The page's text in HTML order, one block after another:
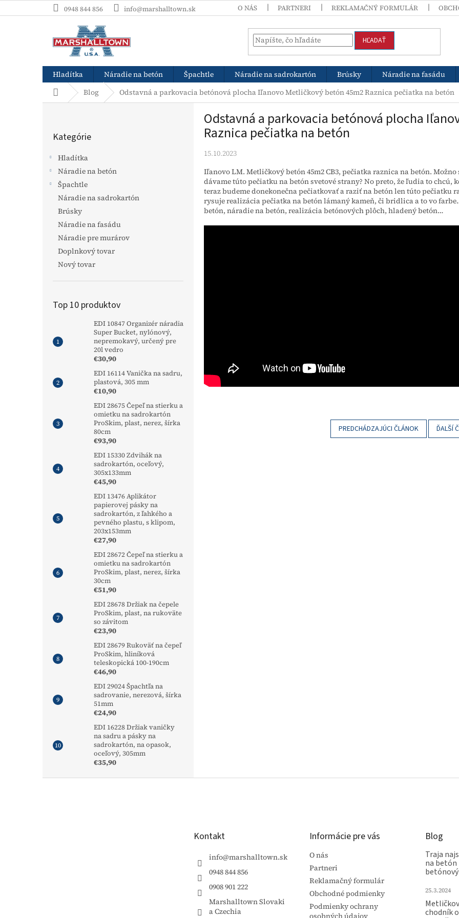
na
0948 844 856 info@marshalltown.sk O NÁS PARTNERI REKLAMAČNÝ FORMULÁR
HĽADAŤ
Hladítka Náradie na betón Špachtle Náradie na sadrokartón Brúsky Náradie na fasádu
DomovBlog Odstavná a parkovacia betónová plocha Iľanovo Metličkový betón 45m2 Raznica pečiatka na betón
kategórie
Kategórie
Hladítka
Náradie na betón
Špachtle
Náradie na sadrokartón
Brúsky
Náradie na fasádu
Náradie pre murárov
Doplnkový tovar
Nový tovar
Top 10 produktov
EDI 10847 Organizér náradia
Super Bucket, nylónový,
nepremokavý, určený pre
20l vedro
€30,90
EDI 16114 Vanička na sadru,
plastová, 305 mm
€10,90
EDI 28675 Čepeľ na stierku a
omietku na sadrokartón
ProSkim, plast, nerez, šírka
80cm
€93,90
EDI 15330 Zdvihák na
sadrokartón, oceľový,
305x133mm
€45,90
EDI 13476 Aplikátor
papierovej pásky na
sadrokartón, z ľahkého a
pevného plastu, s klipom,
203x153mm
€27,90
EDI 28672 Čepeľ na stierku a
omietku na sadrokartón
ProSkim, plast, nerez, šírka
30cm
€51,90
EDI 28678 Držiak na čepele
ProSkim, plast, na rukoväte
so závitom
€23,90
EDI 28679 Rukoväť na čepeľ
ProSkim, hliníková
teleskopická 100-190cm
€46,90
EDI 29024 Špachtľa na
sadrovanie, nerezová, šírka
51mm
€24,90
EDI 16228 Držiak vaničky
na sadru a pásky na
sadrokartón, na opasok,
oceľový, 305mm
€35,90
Odstavná a parkovacia betónová plocha
Raznica pečiatka na betón
15.10.2023
Iľanovo LM. Metličkový betón 45m2 CB3, pečiatka raznica na betón.
dávame túto pečiatku na betón svetové strany? No preto, že ľudia to chcú,
teraz budeme donekonečna pečiatkovať a raziť na betón len túto pečiatku
rysuje realizácia pečiatka na betón lámaný kameň, či bridlica a to vo
betón, náradie na betón, realizácia betónových plôch, hladený betón…
PREDCHÁDZAJÚCI ČLÁNOK ĎALŠÍ
Kontakt
info@marshalltown.sk
0948 844 856
0908 901 222
Marshalltown Slovaki
a Czechia
Informácie pre vás
O nás
Partneri
Reklamačný formulár
Obchodné podmienky
Podmienky ochrany
osobných údajov
Blog
Traja
na betón
25.3.2024
chodník